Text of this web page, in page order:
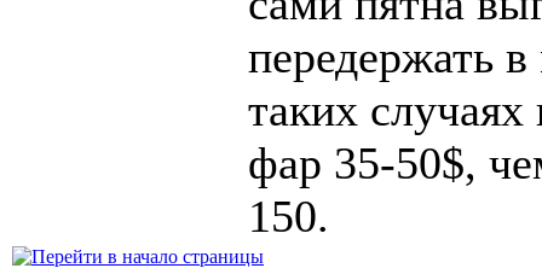
передержать
таких
фар 35-50$,
150.